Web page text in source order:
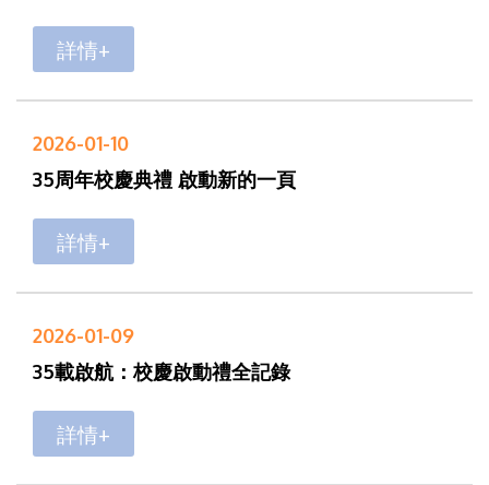
詳情+
2026-01-10
35周年校慶典禮 啟動新的一頁
詳情+
2026-01-09
35載啟航：校慶啟動禮全記錄
詳情+